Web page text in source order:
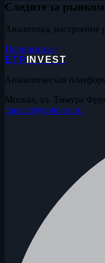
Следите за
Аналитика,
Подписаться
ETP
INVEST
Аналитическая
Москва, ул. Тимура
contact@etpinvest.ru